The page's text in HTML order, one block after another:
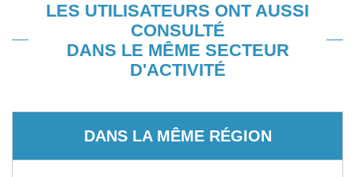
LES UTILISATEURS ONT AUSSI
CONSULTÉ
DANS LE MÊME SECTEUR
D'ACTIVITÉ
DANS LA MÊME RÉGION